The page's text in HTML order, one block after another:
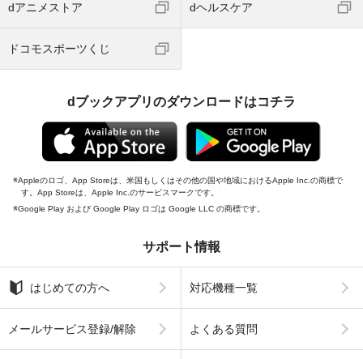
dアニメストア dヘルスケア
ドコモスポーツくじ
dブックアプリのダウンロードはコチラ
Appleのロゴ、App Storeは、米国もしくはその他の国や地域におけるApple Inc.の商標で
す。App Storeは、Apple Inc.のサービスマークです。
Google Play および Google Play ロゴは Google LLC の商標です。
サポート情報
はじめての方へ 対応機種一覧
メールサービス登録/解除 よくある質問